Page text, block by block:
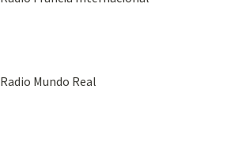
Radio Mundo Real